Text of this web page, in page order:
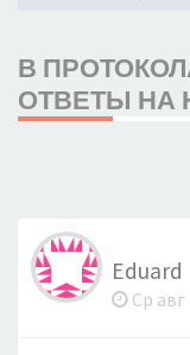
В
ОТВЕТЫ НА
Eduard
Ср авг